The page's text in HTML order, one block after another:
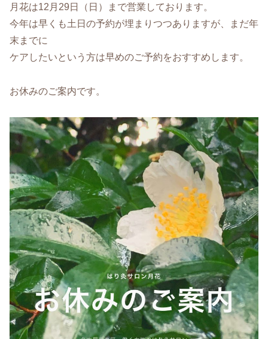
月花は12月29日（日）まで営業しております。
今年は早くも土日の予約が埋まりつつありますが、まだ年
末までに
ケアしたいという方は早めのご予約をおすすめします。
お休みのご案内です。